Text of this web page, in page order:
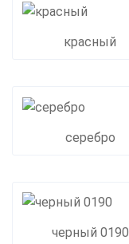
красный
серебро
черный 0190